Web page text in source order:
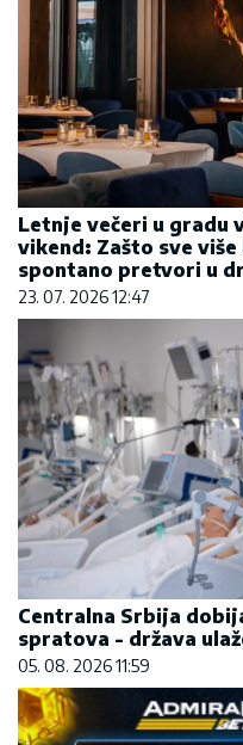
Letnje večeri u gradu
vikend: Zašto sve
spontano pretvori u
23. 07. 2026 12:47
Centralna Srbija
spratova - država
05. 08. 2026 11:59